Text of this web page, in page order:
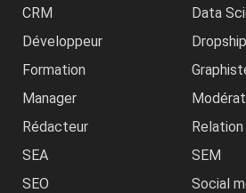
CRM
Data
Développeur
Formation
Manager
Rédacteur
SEA
SEM
SEO
Social